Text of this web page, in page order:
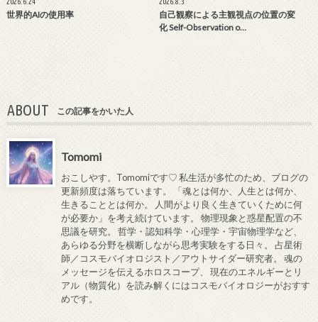
世界的AIの使用率
自己観察による主観視点の位置の変
化 Self-Observation o…
ABOUT この記事をかいた人
Tomomi
おこしやす。Tomomiです♡ 私生活が多忙のため、ブログの
更新頻度は落ちています。 「魂とは何か、人生とは何か、
生きることとは何か。 人間がより良く生きていくために何
が必要か」を考え続けています。 物理現象と惑星配置の不
思議を研究。 哲学・認知科学・心理学・宇宙物理学など、
あらゆる分野を横断しながら思考実験をする日々。 占星術
師／コスモバイオロジスト／アウトサイダー研究者。 魂の
メッセージを伝えるホロスコープ、 現在のエネルギーとリ
アル（物質化）を読み解くにはコスモバイオロジーがおすす
めです。